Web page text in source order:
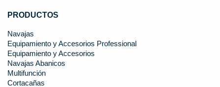
PRODUCTOS
Navajas
Equipamiento y Accesorios Professional
Equipamiento y Accesorios
Navajas Abanicos
Multifunción
Cortacañas